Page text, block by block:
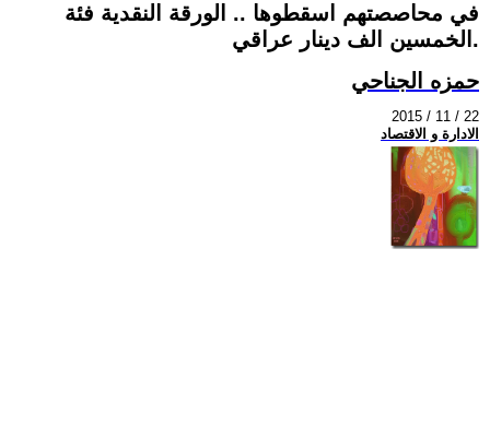
في محاصصتهم اسقطوها .. الورقة النقدية فئة
الخمسين الف دينار عراقي.
حمزه الجناحي
2015 / 11 / 22
الادارة و الاقتصاد